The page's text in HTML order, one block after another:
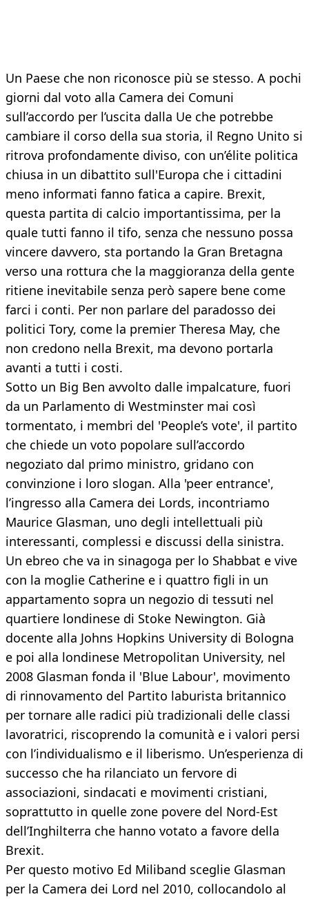
Un Paese che non riconosce più se stesso. A pochi
giorni dal voto alla Camera dei Comuni
sull’accordo per l’uscita dalla Ue che potrebbe
cambiare il corso della sua storia, il Regno Unito si
ritrova profondamente diviso, con un’élite politica
chiusa in un dibattito sull'Europa che i cittadini
meno informati fanno fatica a capire. Brexit,
questa partita di calcio importantissima, per la
quale tutti fanno il tifo, senza che nessuno possa
vincere davvero, sta portando la Gran Bretagna
verso una rottura che la maggioranza della gente
ritiene inevitabile senza però sapere bene come
farci i conti. Per non parlare del paradosso dei
politici Tory, come la premier Theresa May, che
non credono nella Brexit, ma devono portarla
avanti a tutti i costi.
Sotto un Big Ben avvolto dalle impalcature, fuori
da un Parlamento di Westminster mai così
tormentato, i membri del 'People’s vote', il partito
che chiede un voto popolare sull’accordo
negoziato dal primo ministro, gridano con
convinzione i loro slogan. Alla 'peer entrance',
l’ingresso alla Camera dei Lords, incontriamo
Maurice Glasman, uno degli intellettuali più
interessanti, complessi e discussi della sinistra.
Un ebreo che va in sinagoga per lo Shabbat e vive
con la moglie Catherine e i quattro figli in un
appartamento sopra un negozio di tessuti nel
quartiere londinese di Stoke Newington. Già
docente alla Johns Hopkins University di Bologna
e poi alla londinese Metropolitan University, nel
2008 Glasman fonda il 'Blue Labour', movimento
di rinnovamento del Partito laburista britannico
per tornare alle radici più tradizionali delle classi
lavoratrici, riscoprendo la comunità e i valori persi
con l’individualismo e il liberismo. Un’esperienza di
successo che ha rilanciato un fervore di
associazioni, sindacati e movimenti cristiani,
soprattutto in quelle zone povere del Nord-Est
dell’Inghilterra che hanno votato a favore della
Brexit.
Per questo motivo Ed Miliband sceglie Glasman
per la Camera dei Lord nel 2010, collocandolo al